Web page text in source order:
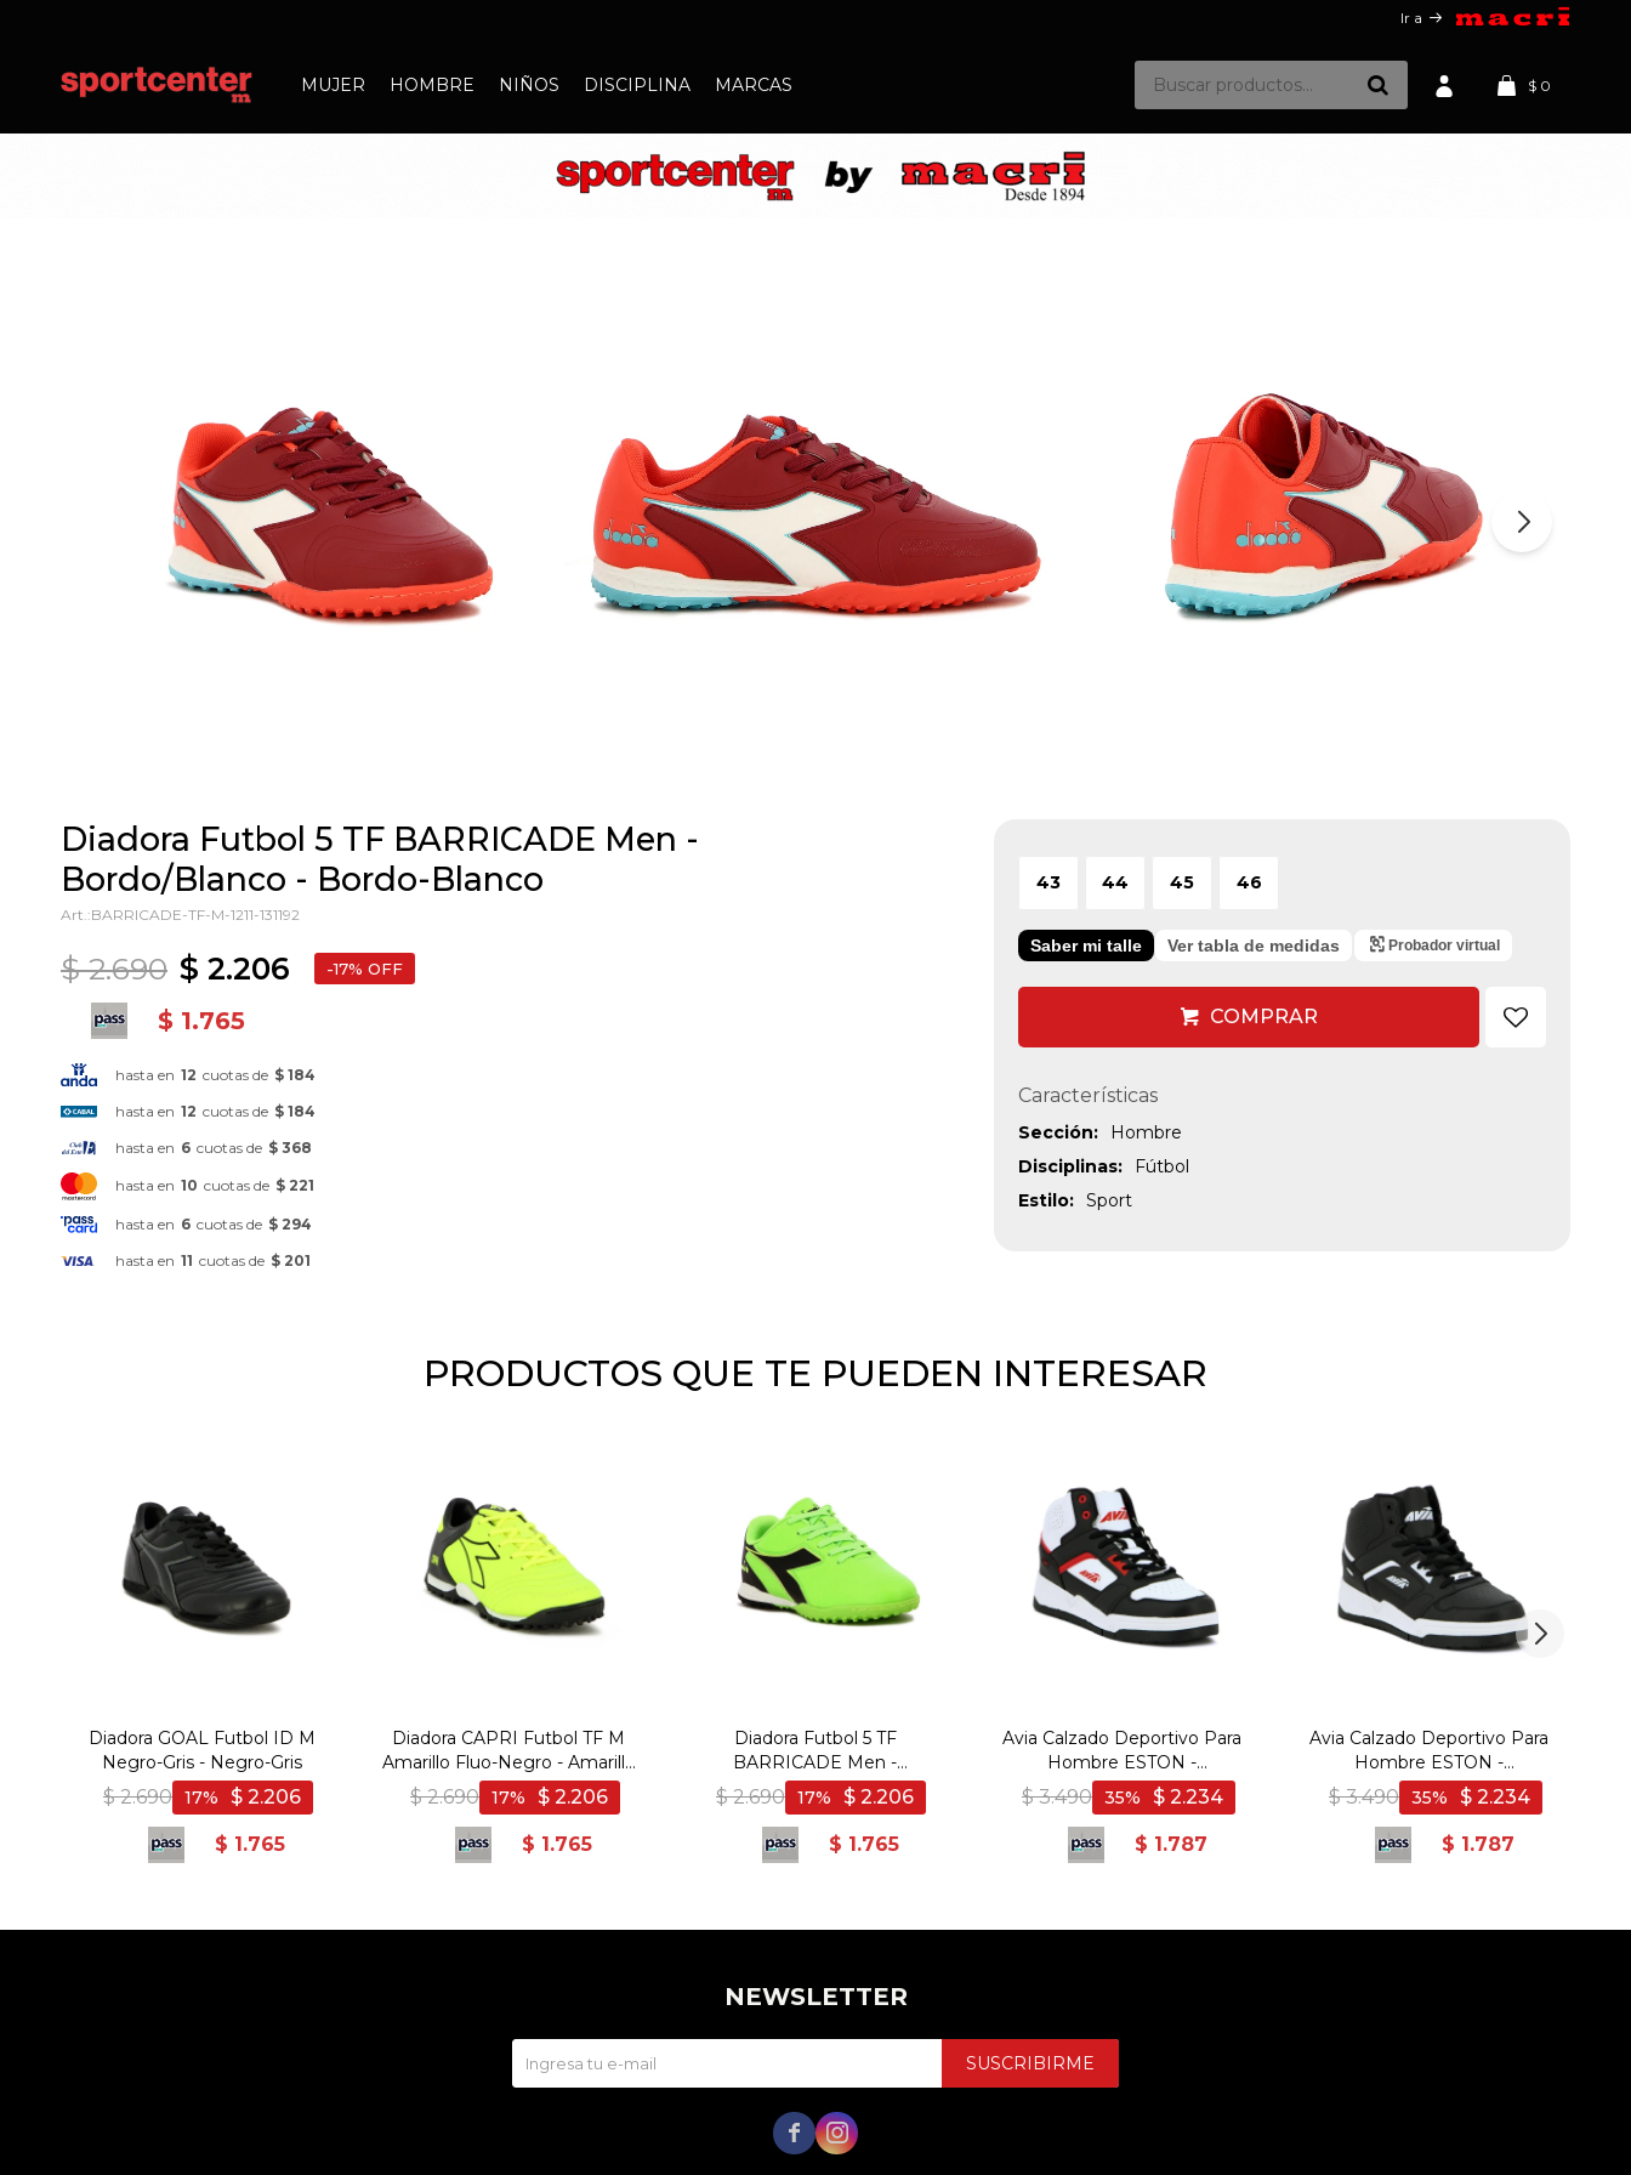
MUJER HOMBRE NIÑOS DISCIPLINA MARCAS $ 0
Ir a
Diadora Futbol 5 TF BARRICADE Men -
Bordo/Blanco - Bordo-Blanco
BARRICADE-TF-M-1211-131192
$ 2.206
$ 2.690 17
$ 1.765
hasta en 12 cuotas de $ 184
hasta en 12 cuotas de $ 184
hasta en 6 cuotas de $ 368
hasta en 10 cuotas de $ 221
hasta en 6 cuotas de $ 294
hasta en 11 cuotas de $ 201
43 44 45 46
Saber mi talle Ver tabla de medidas Probador virtual
COMPRAR
Características
Sección
Hombre
Disciplinas
Fútbol
Estilo
Sport
PRODUCTOS QUE TE PUEDEN INTERESAR
Diadora GOAL Futbol ID M
Negro-Gris - Negro-Gris
$ 2.690 $ 2.206
17
$ 1.765
Diadora CAPRI Futbol TF M
Amarillo Fluo-Negro - Amarillo
Fluo-Negro
$ 2.690 $ 2.206
17
$ 1.765
Diadora Futbol 5 TF
BARRICADE Men -
Verde/Negro - Verde-Negro
$ 2.690 $ 2.206
17
$ 1.765
Avia Calzado Deportivo Para
Hombre ESTON -
BLACK/WHITE - Negro-
Blanco
$ 3.490 $ 2.234
35
$ 1.787
Avia Calzado Deportivo Para
Hombre ESTON -
BLACK/WHITE - Negro-
Blanco
$ 3.490 $ 2.234
35
$ 1.787
NEWSLETTER
SUSCRIBIRME
 